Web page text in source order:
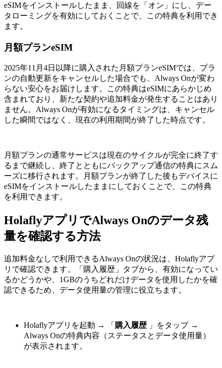
eSIMをインストールしたまま、回線を「オン」にし、デー
タローミングを有効にしておくことで、この特典を利用でき
ます。
月額プランeSIM
2025年11月4日以降に購入された月額プランeSIMでは、プラ
ンの自動更新をキャンセルした場合でも、Always Onが変わ
らない安心をお届けします。この特典はeSIMにあらかじめ
含まれており、新たな契約や追加料金が発生することはあり
ません。Always Onが有効になるタイミングは、キャンセル
した瞬間ではなく、現在の利用期間が終了した時点です。
月額プランの通常サービスは現在のサイクルが完全に終了す
るまで継続し、終了とともにバックアップ通信の特典にスム
ーズに移行されます。月額プランが終了した後もデバイスに
eSIMをインストールしたままにしておくことで、この特典
を利用できます。
HolaflyアプリでAlways Onのデータ残
量を確認する方法
追加料金なしで利用できるAlways Onの状況は、Holaflyアプ
リで確認できます。「購入履歴」タブから、有効になってい
るかどうかや、1GBのうちどれだけデータを使用したかを確
認できるため、データ使用量の管理に役立ちます。
Holaflyアプリを起動 → 「 購入履歴 」をタップ →
Always Onの特典内容（ステータスとデータ使用量）
が表示されます。